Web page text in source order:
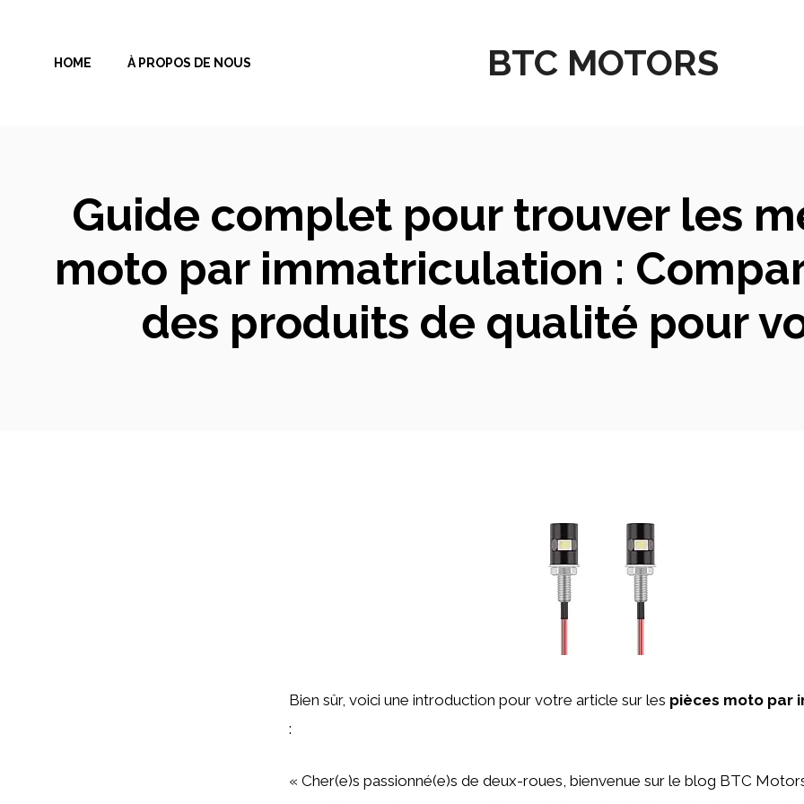
contenu
BTC MOTORS
HOME À PROPOS DE NOUS
Guide complet pour trouver les
moto par immatriculation :
des produits de qualité pour
Bien sûr, voici une introduction pour votre article sur les pièces moto par
:
« Cher(e)s passionné(e)s de deux-roues, bienvenue sur le blog BTC Motors